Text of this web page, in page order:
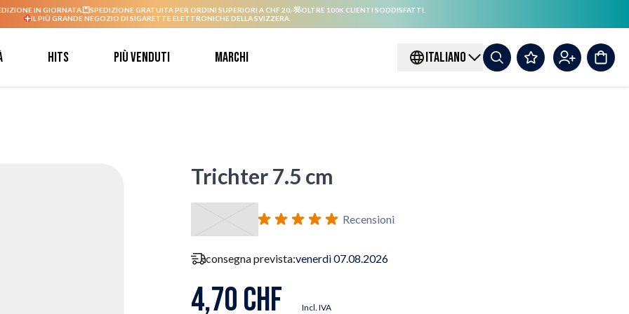
IN GIORNATA. SPEDIZIONE GRATUITA PER ORDINI SUPERIORI A CHF 20.-
OLTRE 100K CLIENTI SODDISFATTI.
IL PIÙ GRANDE NEGOZIO DI SIGARETTE ELETTRONICHE DELLA SVIZZERA.
Hits Più venduti Marchi ITALIANO
Trichter 7.5 cm
Recensioni
consegna prevista:venerdì 07.08.2026
4,70 CHF Incl. IVA